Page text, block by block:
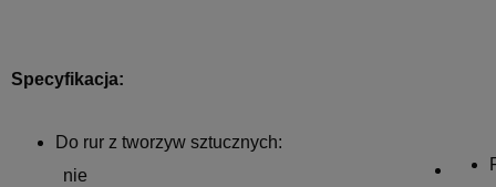
Specyfikacja:
Do rur z tworzyw sztucznych:
nie